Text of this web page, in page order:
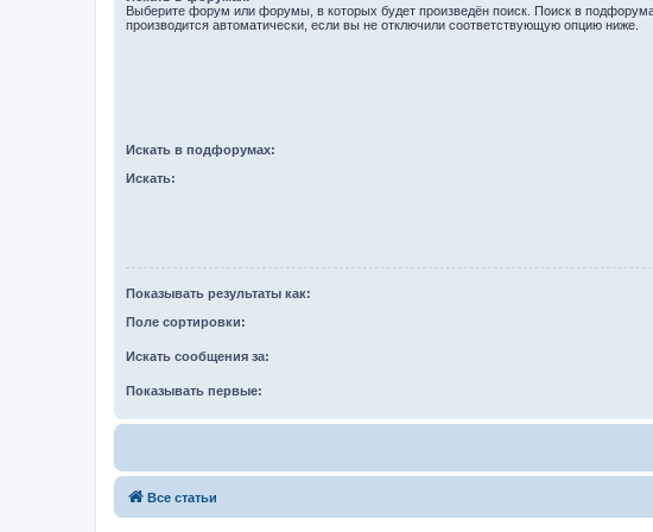
Выберите форум или форумы, в которых будет произведён поиск. Поиск в
производится автоматически, если вы не отключили соответствующую опцию ниже.
Искать в подфорумах:
Искать:
Показывать результаты как:
Поле сортировки:
Искать сообщения за:
Показывать первые:
Все статьи